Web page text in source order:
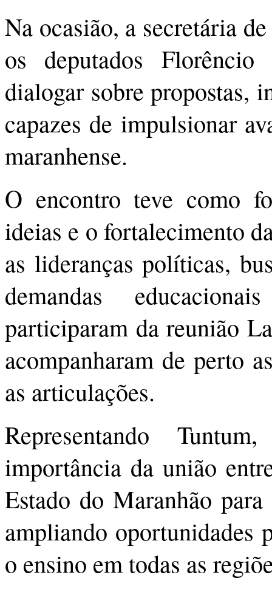
Na ocasião, a secretária
os deputados
dialogar sobre propostas,
capazes de impulsionar
maranhense.
O encontro teve como
ideias e o fortalecimento
as lideranças políticas,
demandas
participaram da reunião
acompanharam de perto
as articulações.
Representando
importância da união
Estado do Maranhão
ampliando oportunidades
o ensino em todas as